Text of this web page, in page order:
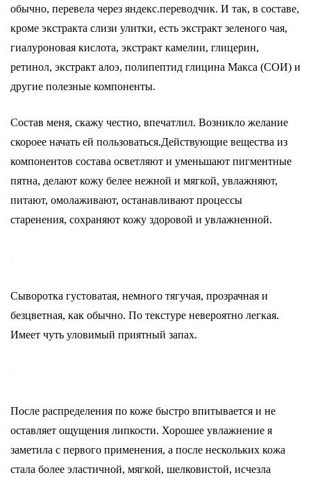
обычно, перевела через яндекс.переводчик. И так, в составе,
кроме экстракта слизи улитки, есть экстракт зеленого чая,
гиалуроновая кислота, экстракт камелии, глицерин,
ретинол, экстракт алоэ, полипептид глицина Макса (СОИ) и
другие полезные компоненты.
Состав меня, скажу честно, впечатлил. Возникло желание
скороее начать ей пользоваться.Действующие вещества из
компонентов состава осветляют и уменьшают пигментные
пятна, делают кожу белее нежной и мягкой, увлажняют,
питают, омолаживают, останавливают процессы
старенения, сохраняют кожу здоровой и увлажненной.
Сыворотка густоватая, немного тягучая, прозрачная и
безцветная, как обычно. По текстуре невероятно легкая.
Имеет чуть уловимый приятный запах.
После распределения по коже быстро впитывается и не
оставляет ощущения липкости. Хорошее увлажнение я
заметила с первого применения, а после нескольких кожа
стала более эластичной, мягкой, шелковистой, исчезла